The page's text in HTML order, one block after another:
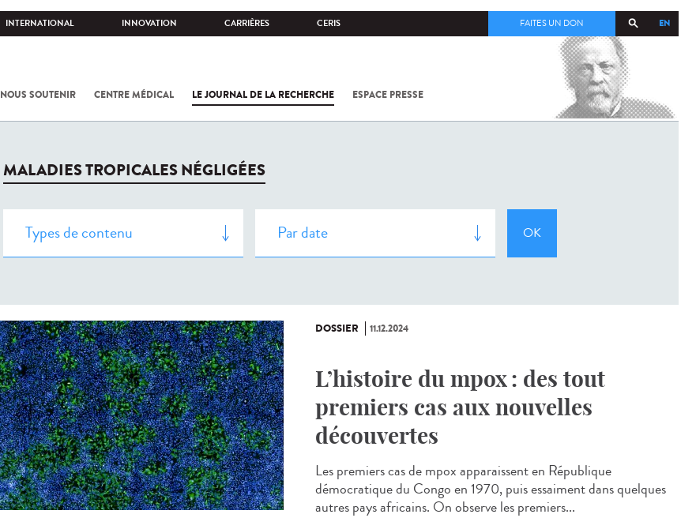
INTERNATIONAL INNOVATION CARRIÈRES CERIS EN
FAITES UN DON
NOUS SOUTENIR CENTRE MÉDICAL LE JOURNAL DE LA RECHERCHE ESPACE PRESSE
COV-2 /
MALADIES TROPICALES NÉGLIGÉES
DOSSIER 11.12.2024
L’histoire du mpox : des tout
premiers cas aux nouvelles
découvertes
Les premiers cas de mpox apparaissent en République
démocratique du Congo en 1970, puis essaiment dans quelques
autres pays africains. On observe les premiers...